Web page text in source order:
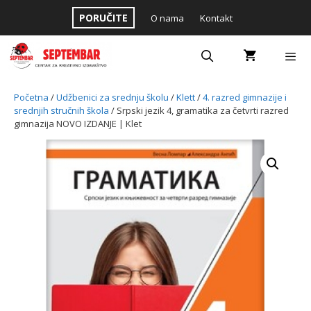
content
PORUČITE O nama Kontakt
Menu
Početna /Udžbenici za srednju školu /Klett/4. razred gimnazije i
srednjih stručnih škola / Srpski jezik 4, gramatika za četvrti razred
gimnazija NOVO IZDANJE | Klet